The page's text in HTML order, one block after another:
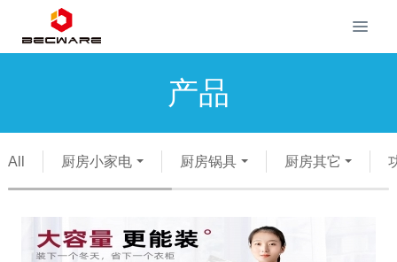
产品
All 厨房小家电 厨房锅具 厨房其它